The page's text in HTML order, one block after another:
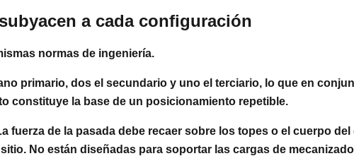
a cada configuración
normas de ingeniería.
primario, dos el secundario y uno el terciario, lo que en
constituye la base de un posicionamiento repetible.
fuerza de la pasada debe recaer sobre los topes o el cuerpo
No están diseñadas para soportar las cargas de